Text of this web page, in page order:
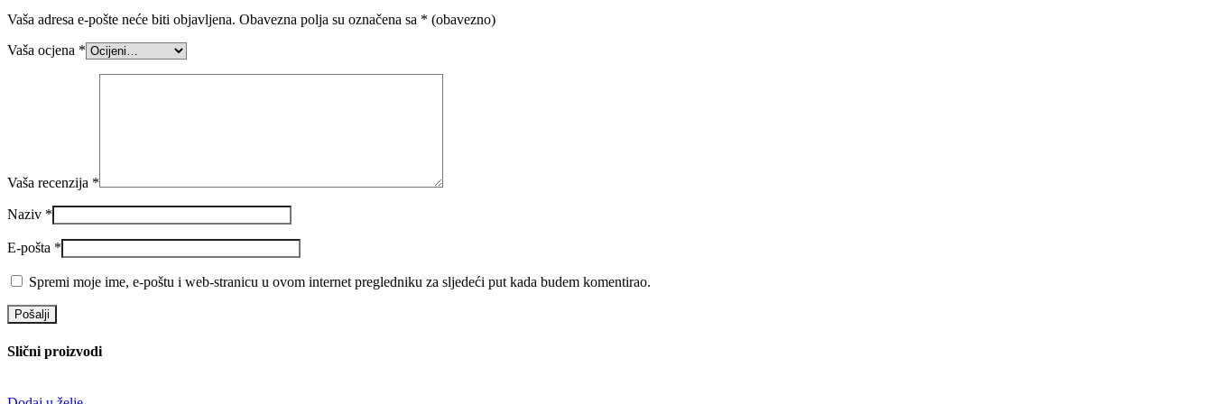
Vaša adresa e-pošte neće biti objavljena. Obavezna polja su označena sa * (obavezno)
Vaša ocjena *
Vaša recenzija *
Naziv *
E-pošta *
Spremi moje ime, e-poštu i web-stranicu u ovom internet pregledniku za sljedeći put kada budem komentirao.
Slični proizvodi